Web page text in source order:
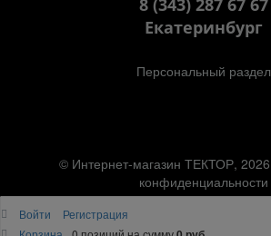
8 (343) 287 67 67
Екатеринбург
Персональный раздел
© Интернет-магазин ТЕКТОР, 2026
конфиденциальности
Наверх
Войти
Регистрация